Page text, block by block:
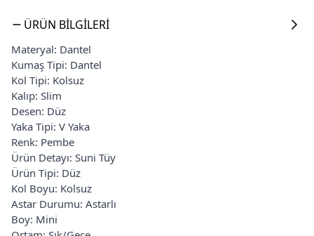
ÜRÜN BILGILERI
Materyal: Dantel
Kumaş Tipi: Dantel
Kol Tipi: Kolsuz
Kalıp: Slim
Desen: Düz
Yaka Tipi: V Yaka
Renk: Pembe
Ürün Detayı: Suni Tüy
Ürün Tipi: Düz
Kol Boyu: Kolsuz
Astar Durumu: Astarlı
Boy: Mini